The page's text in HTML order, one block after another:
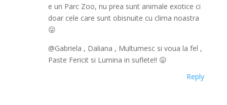
e un Parc Zoo, nu prea sunt animale exotice ci
doar cele care sunt obisnuite cu clima noastra
😛
@Gabriela , Daliana , Multumesc si voua la fel ,
Paste Fericit si Lumina in suflete!! 😛
Reply